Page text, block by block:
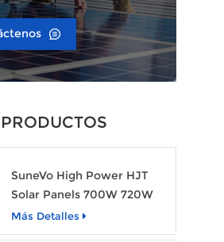
SuneVo High Power HJT
Solar Panels 700W 720W
750W Módulo de energía
solar transparente
Más Detalles